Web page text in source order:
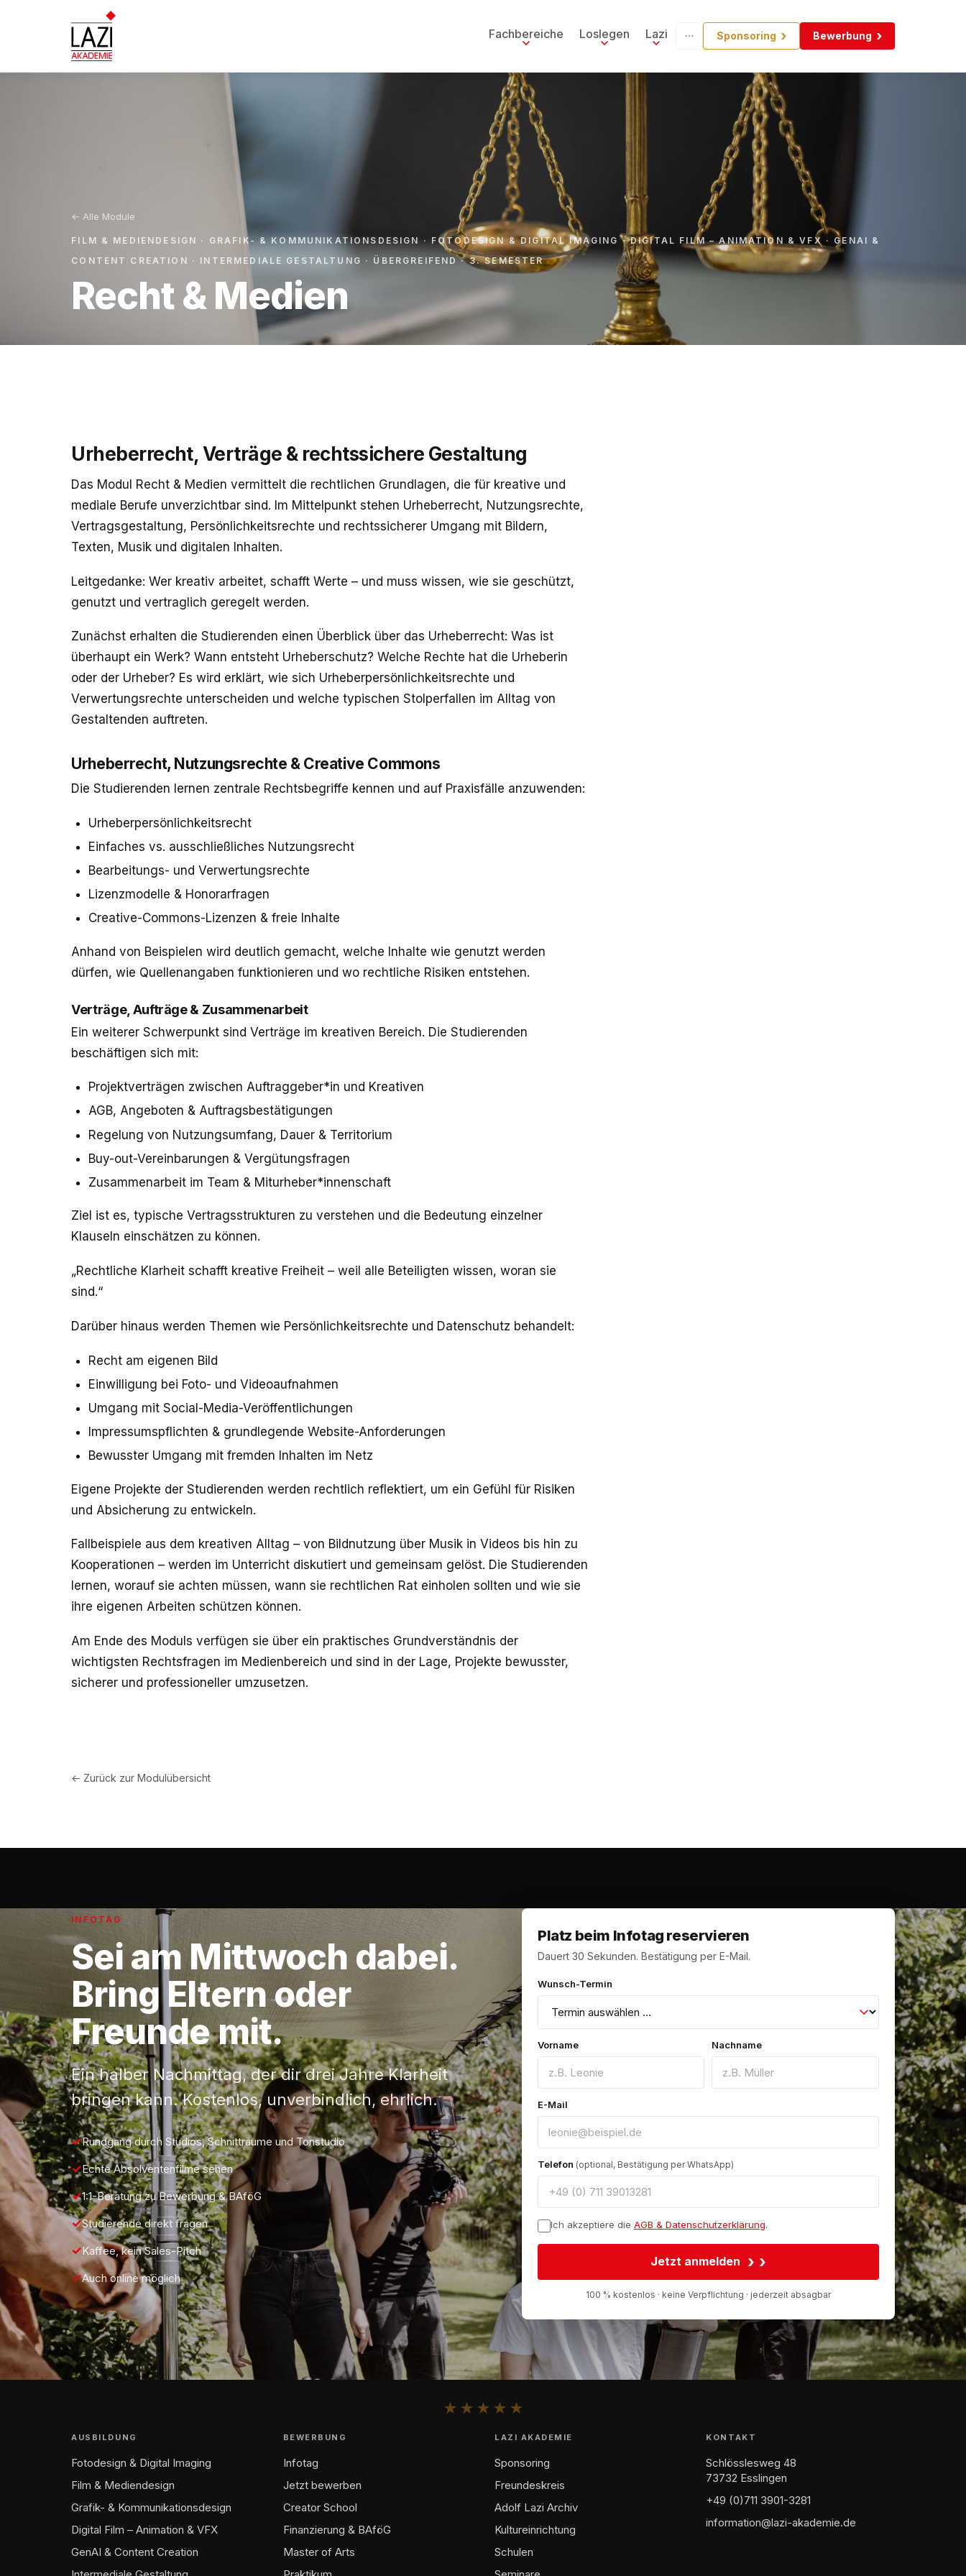
Fachbereiche Loslegen Lazi Sponsoring Bewerbung
← Alle Module
FILM & MEDIENDESIGN · GRAFIK- & KOMMUNIKATIONSDESIGN · FOTODESIGN & DIGITAL IMAGING · DIGITAL FILM – ANIMATION & VFX · GENAI &
CONTENT CREATION · INTERMEDIALE GESTALTUNG · ÜBERGREIFEND· 3. SEMESTER
Recht & Medien
Urheberrecht, Verträge & rechtssichere Gestaltung
Das Modul Recht & Medien vermittelt die rechtlichen Grundlagen, die für kreative und
mediale Berufe unverzichtbar sind. Im Mittelpunkt stehen Urheberrecht, Nutzungsrechte,
Vertragsgestaltung, Persönlichkeitsrechte und rechtssicherer Umgang mit Bildern,
Texten, Musik und digitalen Inhalten.
Leitgedanke: Wer kreativ arbeitet, schafft Werte – und muss wissen, wie sie geschützt,
genutzt und vertraglich geregelt werden.
Zunächst erhalten die Studierenden einen Überblick über das Urheberrecht: Was ist
überhaupt ein Werk? Wann entsteht Urheberschutz? Welche Rechte hat die Urheberin
oder der Urheber? Es wird erklärt, wie sich Urheberpersönlichkeitsrechte und
Verwertungsrechte unterscheiden und welche typischen Stolperfallen im Alltag von
Gestaltenden auftreten.
Urheberrecht, Nutzungsrechte & Creative Commons
Die Studierenden lernen zentrale Rechtsbegriffe kennen und auf Praxisfälle anzuwenden:
Urheberpersönlichkeitsrecht
Einfaches vs. ausschließliches Nutzungsrecht
Bearbeitungs- und Verwertungsrechte
Lizenzmodelle & Honorarfragen
Creative-Commons-Lizenzen & freie Inhalte
Anhand von Beispielen wird deutlich gemacht, welche Inhalte wie genutzt werden
dürfen, wie Quellenangaben funktionieren und wo rechtliche Risiken entstehen.
Verträge, Aufträge & Zusammenarbeit
Ein weiterer Schwerpunkt sind Verträge im kreativen Bereich. Die Studierenden
beschäftigen sich mit:
Projektverträgen zwischen Auftraggeber*in und Kreativen
AGB, Angeboten & Auftragsbestätigungen
Regelung von Nutzungsumfang, Dauer & Territorium
Buy-out-Vereinbarungen & Vergütungsfragen
Zusammenarbeit im Team & Miturheber*innenschaft
Ziel ist es, typische Vertragsstrukturen zu verstehen und die Bedeutung einzelner
Klauseln einschätzen zu können.
„Rechtliche Klarheit schafft kreative Freiheit – weil alle Beteiligten wissen, woran sie
sind.“
Darüber hinaus werden Themen wie Persönlichkeitsrechte und Datenschutz behandelt:
Recht am eigenen Bild
Einwilligung bei Foto- und Videoaufnahmen
Umgang mit Social-Media-Veröffentlichungen
Impressumspflichten & grundlegende Website-Anforderungen
Bewusster Umgang mit fremden Inhalten im Netz
Eigene Projekte der Studierenden werden rechtlich reflektiert, um ein Gefühl für Risiken
und Absicherung zu entwickeln.
Fallbeispiele aus dem kreativen Alltag – von Bildnutzung über Musik in Videos bis hin zu
Kooperationen – werden im Unterricht diskutiert und gemeinsam gelöst. Die Studierenden
lernen, worauf sie achten müssen, wann sie rechtlichen Rat einholen sollten und wie sie
ihre eigenen Arbeiten schützen können.
Am Ende des Moduls verfügen sie über ein praktisches Grundverständnis der
wichtigsten Rechtsfragen im Medienbereich und sind in der Lage, Projekte bewusster,
sicherer und professioneller umzusetzen.
← Zurück zur Modulübersicht
INFOTAG
Sei amMittwoch dabei.
Bring Eltern oder
Freunde mit.
Ein halber Nachmittag, der dir drei Jahre Klarheit
bringen kann. Kostenlos, unverbindlich, ehrlich.
Rundgang durch Studios, Schnitträume und Tonstudio
Echte Absolventenfilme sehen
1:1-Beratung zu Bewerbung & BAföG
Studierende direkt fragen
Kaffee, kein Sales-Pitch
Auch online möglich
Platz beim Infotag reservieren
Dauert 30 Sekunden. Bestätigung per E-Mail.
Wunsch-Termin
Vorname Nachname
E-Mail
Telefon (optional, Bestätigung per WhatsApp)
Ich akzeptiere die AGB & Datenschutzerklärung.
Jetzt anmelden ›
100 % kostenlos · keine Verpflichtung · jederzeit absagbar
★ ★ ★ ★ ★
AUSBILDUNG
Fotodesign & Digital Imaging
Film & Mediendesign
Grafik- & Kommunikationsdesign
Digital Film – Animation & VFX
GenAI & Content Creation
BEWERBUNG
Infotag
Jetzt bewerben
Creator School
Finanzierung & BAföG
Master of Arts
LAZI AKADEMIE
Sponsoring
Freundeskreis
Adolf Lazi Archiv
Kultureinrichtung
Schulen
KONTAKT
Schlösslesweg 48
73732 Esslingen
+49 (0)711 3901-3281
information@lazi-akademie.de